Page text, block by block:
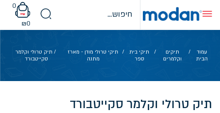
content
0
₪0
עמוד
הבית
/
תיקים
וקלמרים
/
תיקי בית
ספר
/
תיקי טרולי מודן - מארז
מתנה
/ תיק טרולי וקלמר
סקייטבורד
תיק טרולי וקלמר סקייטבורד